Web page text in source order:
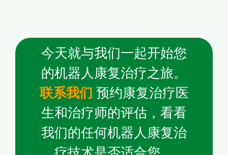
今天就与我们一起开始您
的机器人康复治疗之旅。
联系我们 预约康复治疗医
生和治疗师的评估，看看
我们的任何机器人康复治